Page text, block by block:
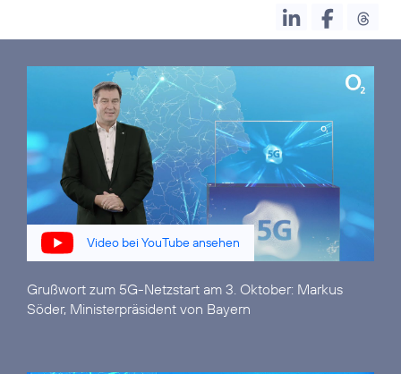
Video bei YouTube ansehen
Grußwort zum 5G-Netzstart am 3. Oktober: Markus
Söder, Ministerpräsident von Bayern